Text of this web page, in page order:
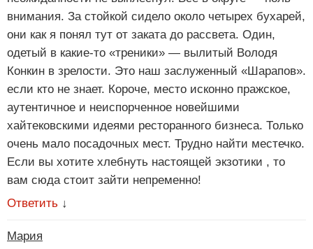
внимания. За стойкой сидело около четырех бухарей,
они как я понял тут от заката до рассвета. Один,
одетый в какие-то «треники» — вылитый Володя
Конкин в зрелости. Это наш заслуженный «Шарапов».
если кто не знает. Короче, место исконно пражское,
аутентичное и неиспорченное новейшими
хайтековскими идеями ресторанного бизнеса. Только
очень мало посадочных мест. Трудно найти местечко.
Если вы хотите хлебнуть настоящей экзотики , то
вам сюда стоит зайти непременно!
Ответить ↓
Мария